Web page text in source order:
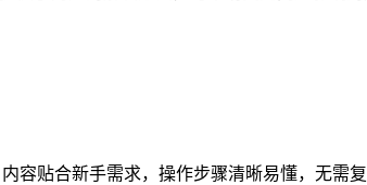
容贴合新手需求，操作步骤清晰易懂，无需